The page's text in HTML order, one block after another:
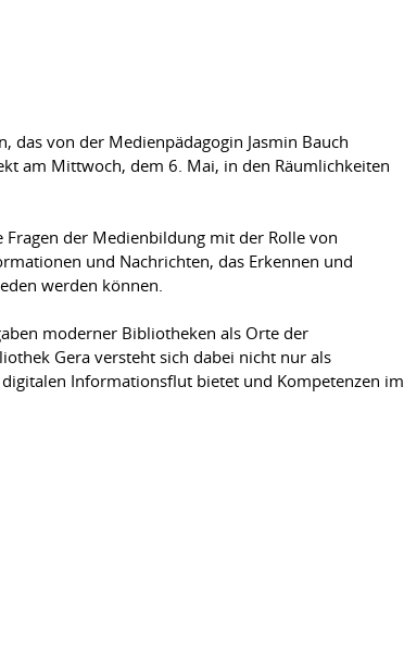
das von der Medienpädagogin Jasmin Bauch
am Mittwoch, dem 6. Mai, in den Räumlichkeiten
der Medienbildung mit der Rolle von
und Nachrichten, das Erkennen und
werden können.
moderner Bibliotheken als Orte der
Gera versteht sich dabei nicht nur als
Informationsflut bietet und Kompetenzen im